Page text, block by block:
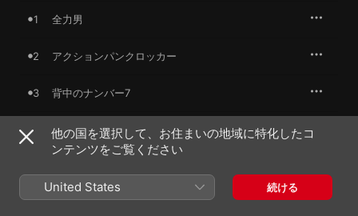
1 全力男
2 アクションパンクロッカー
3 背中のナンバー7
4 藤屋ミュージアム
6 空っ風
他の国を選択して、お住まいの地域に特化したコ
ンテンツをご覧ください
United States 続ける